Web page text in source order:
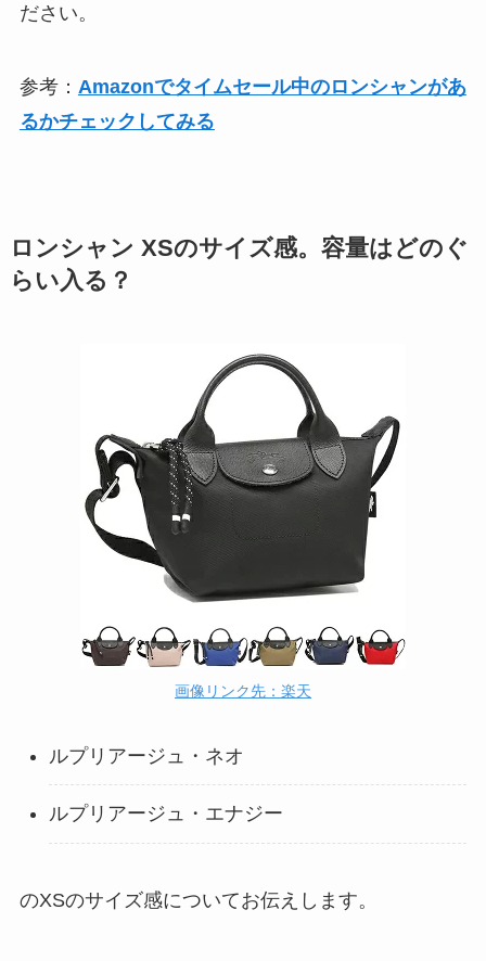
ださい。
参考： Amazonでタイムセール中のロンシャンがあ
るかチェックしてみる
ロンシャン XSのサイズ感。容量はどのぐ
らい入る？
画像リンク先：楽天
ルプリアージュ・ネオ
ルプリアージュ・エナジー
のXSのサイズ感についてお伝えします。